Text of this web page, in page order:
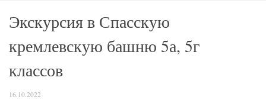
Экскурсия в Спасскую
кремлевскую башню 5а, 5г
классов
16.10.2022